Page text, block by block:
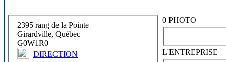
2395 rang de la Pointe
Girardville, Québec
G0W1R0
DIRECTION
0 PHOTO
L'ENTREPRISE